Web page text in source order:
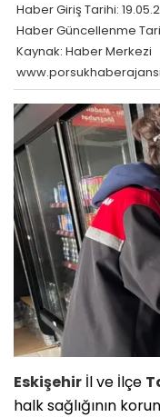
Haber Giriş Tarihi:
Haber Güncellenme
Kaynak: Haber Merkezi
Eskişehir İl ve İlçe
halk sağlığının